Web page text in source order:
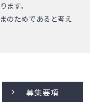
ます。
のためであると考え
募集要項